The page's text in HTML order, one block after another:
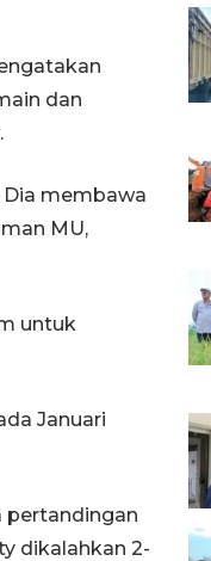
dan
membawa
MU,
untuk
Januari
pertandingan
dikalahkan 2-